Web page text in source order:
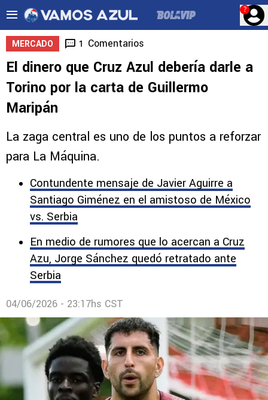
?
MERCADO 1 Comentarios
El dinero que Cruz Azul debería darle a
Torino por la carta de Guillermo
Maripán
La zaga central es uno de los puntos a reforzar
para La Máquina.
Contundente mensaje de Javier Aguirre a
Santiago Giménez en el amistoso de México
vs. Serbia
En medio de rumores que lo acercan a Cruz
Azu, Jorge Sánchez quedó retratado ante
Serbia
04/06/2026 - 23:17hs CST